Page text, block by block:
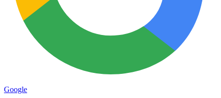
Google